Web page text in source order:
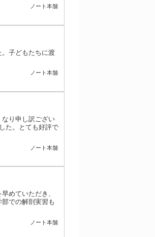
ノート本舗
子どもたちに渡
ノート本舗
り申し訳ござい
た。とても好評で
ノート本舗
めていただき、
での解剖実習も
ノート本舗